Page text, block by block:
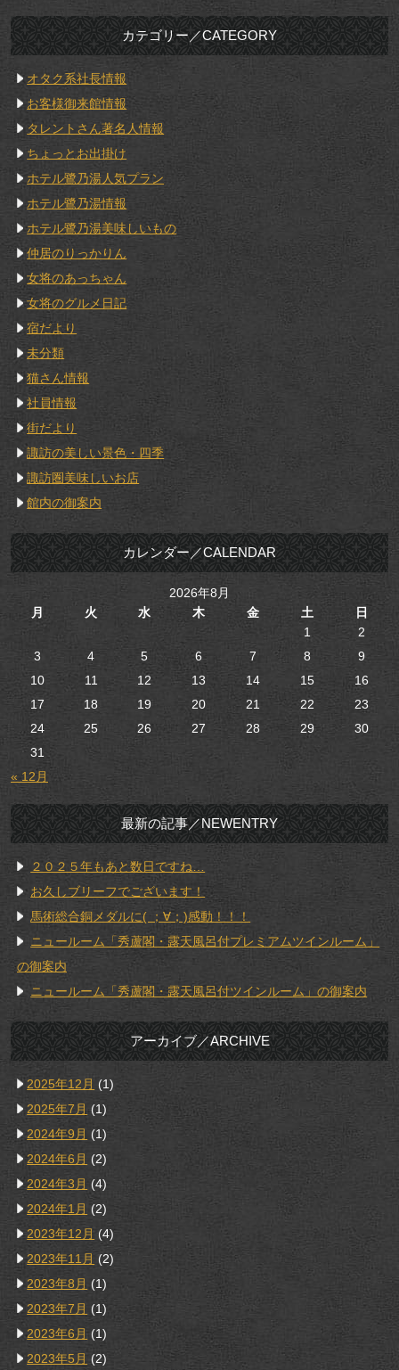
カテゴリー／CATEGORY
オタク系社長情報
お客様御来館情報
タレントさん著名人情報
ちょっとお出掛け
ホテル鷺乃湯人気プラン
ホテル鷺乃湯情報
ホテル鷺乃湯美味しいもの
仲居のりっかりん
女将のあっちゃん
女将のグルメ日記
宿だより
未分類
猫さん情報
社員情報
街だより
諏訪の美しい景色・四季
諏訪圏美味しいお店
館内の御案内
カレンダー／CALENDAR
2026年8月
月
火 水 木 金 土
日
1
2
3
4 5 6 7 8
9
10
11 12 13 14 15
16
17
18 19 20 21 22
23
24
25 26 27 28 29
30
31
« 12月
最新の記事／NEWENTRY
２０２５年もあと数日ですね…
お久しブリーフでございます！
馬術総合銅メダルに( ；∀；)感動！！！
ニュールーム「秀蘆閣・露天風呂付プレミアムツインルーム」
の御案内
ニュールーム「秀蘆閣・露天風呂付ツインルーム」の御案内
アーカイブ／ARCHIVE
2025年12月 (1)
2025年7月 (1)
2024年9月 (1)
2024年6月 (2)
2024年3月 (4)
2024年1月 (2)
2023年12月 (4)
2023年11月 (2)
2023年8月 (1)
2023年7月 (1)
2023年6月 (1)
2023年5月 (2)